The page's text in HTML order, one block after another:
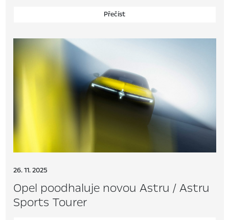
Přečíst
26. 11. 2025
Opel poodhaluje novou Astru / Astru
Sports Tourer